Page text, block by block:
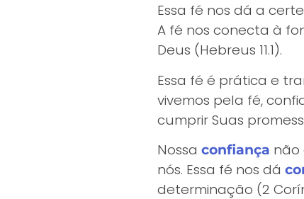
Essa fé nos dá a
A fé nos conecta à
Deus (Hebreus 11.1).
Essa fé é prática e
vivemos pela fé,
cumprir Suas
Nossa confiança não
nós. Essa fé nos dá
determinação (2